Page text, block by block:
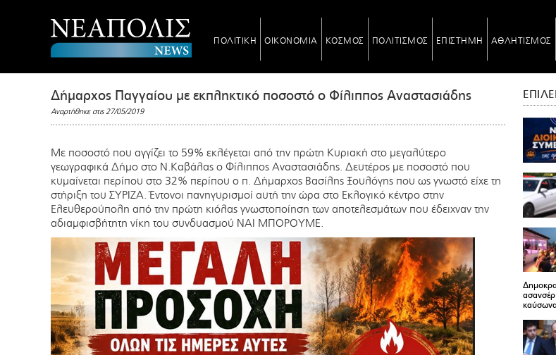
ΠΟΛΙΤΙΚΗ ΟΙΚΟΝΟΜΙΑ ΚΟΣΜΟΣ ΠΟΛΙΤΙΣΜΟΣ ΕΠΙΣΤΗΜΗ ΑΘΛΗΤΙΣΜΟΣ
Δήμαρχος Παγγαίου με εκπληκτικό ποσοστό ο Φίλιππος Αναστασιάδης
Αναρτήθηκε στις 27/05/2019
Με ποσοστό που αγγίζει το 59% εκλέγεται από την πρώτη Κυριακή στο μεγαλύτερο
γεωγραφικά Δήμο στο Ν.Καβάλας ο Φίλιππος Αναστασιάδης. Δευτέρος με ποσοστό που
κυμαίνεται περίπου στο 32% περίπου ο π. Δήμαρχος Βασίλης Ξουλόγης που ως γνωστό είχε τη
στήριξη του ΣΥΡΙΖΑ. Έντονοι πανηγυρισμοί αυτή την ώρα στο Εκλογικό κέντρο στην
Ελευθερούπολη από την πρώτη κιόλας γνωστοποίηση των αποτελεσμάτων που έδειχναν την
αδιαμφισβήτητη νίκη του συνδυασμού ΝΑΙ ΜΠΟΡΟΥΜΕ.
ασανσέρ